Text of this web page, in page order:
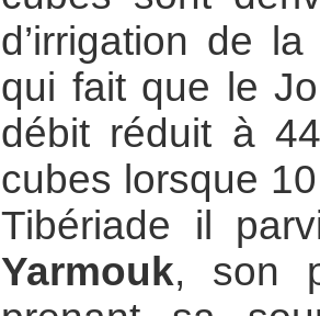
d’irrigation de
qui fait que le
débit réduit à
cubes lorsque
Tibériade il
Yarmouk, son